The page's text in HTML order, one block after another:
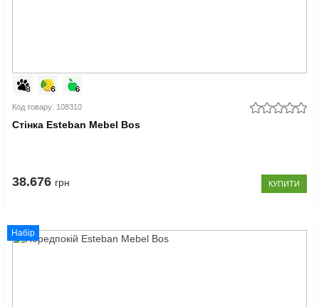
Код товару: 108310
Стінка Esteban Mebel Bos
38.676 грн КУПИТИ
Набір